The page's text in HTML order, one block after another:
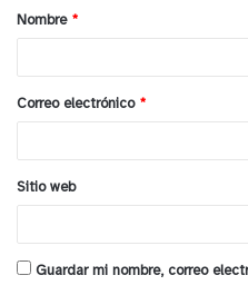
r
*
Nombre *
Correo electrónico *
Sitio web
Guardar mi nombre, correo